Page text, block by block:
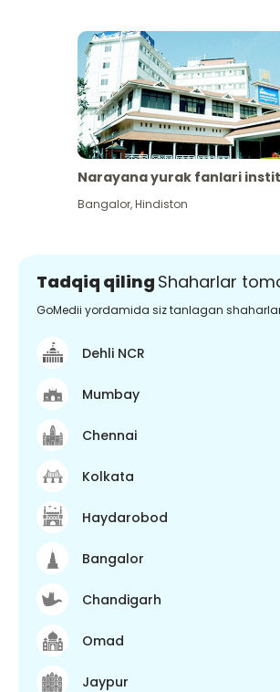
Narayana yurak fanlari
Bangalor,Hindiston
Tadqiq qiling Shaharlar
GoMedii yordamida siz tanlagan
Dehli NCR
Mumbay
Chennai
Kolkata
Haydarobod
Bangalor
Chandigarh
Omad
Jaypur